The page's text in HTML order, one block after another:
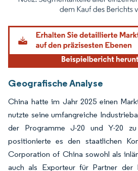
Bild © Mordor Intelligence.
Geografische Analyse
China hatte im Jahr 2025 einen
nutzte seine umfangreiche
der Programme J-20 und Y-20 zu
positionierte es den staatlichen
Corporation of China sowohl als
auch als Exporteur für Partner der